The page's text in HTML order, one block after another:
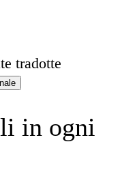
tradotte
in ogni